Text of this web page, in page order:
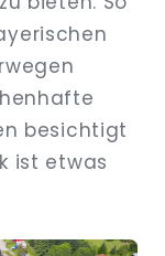
besichtigt
ist etwas